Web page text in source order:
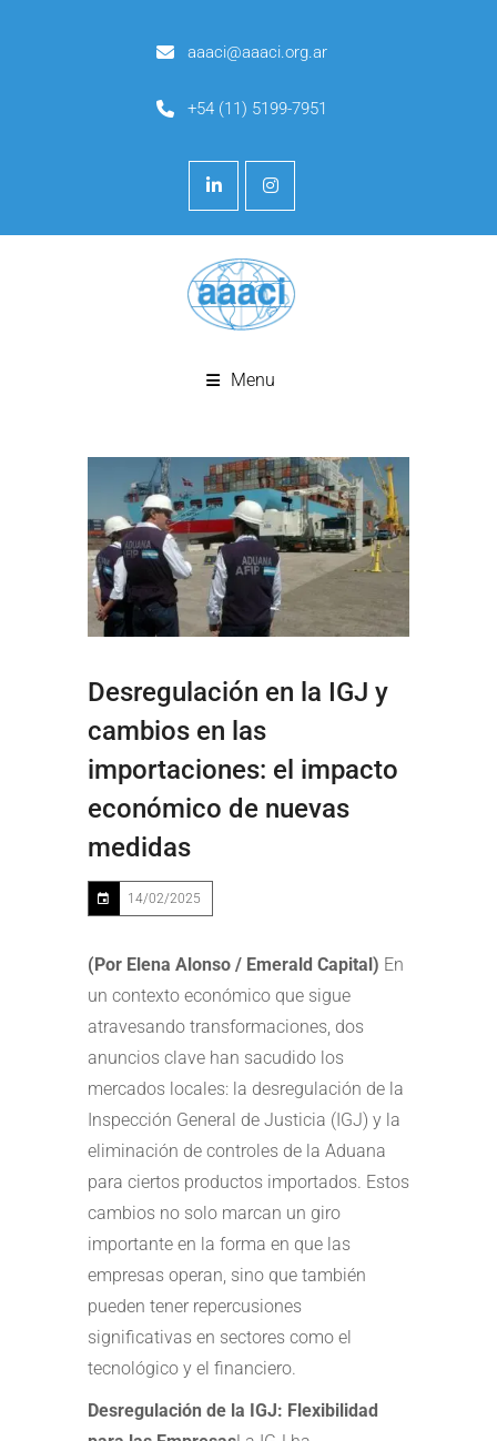
aaaci@aaaci.org.ar
+54 (11) 5199-7951
Menu
Desregulación en la IGJ y
cambios en las
importaciones: el impacto
económico de nuevas
medidas
14/02/2025
(Por Elena Alonso / Emerald Capital) En
un contexto económico que sigue
atravesando transformaciones, dos
anuncios clave han sacudido los
mercados locales: la desregulación de la
Inspección General de Justicia (IGJ) y la
eliminación de controles de la Aduana
para ciertos productos importados. Estos
cambios no solo marcan un giro
importante en la forma en que las
empresas operan, sino que también
pueden tener repercusiones
significativas en sectores como el
tecnológico y el financiero.
Desregulación de la IGJ: Flexibilidad